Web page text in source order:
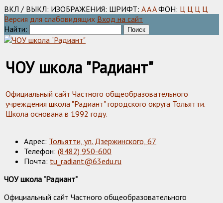
ВКЛ / ВЫКЛ: ИЗОБРАЖЕНИЯ: ШРИФТ: AAA ФОН: Ц Ц Ц Ц
Версия для слабовидящих Вход на сайт
Найти:
ЧОУ школа "Радиант"
Официальный сайт Частного общеобразовательного
учреждения школа "Радиант" городского округа Тольятти.
Школа основана в 1992 году.
Адрес: Тольятти, ул. Дзержинского, 67
Телефон: (8482) 950-600
Почта: tu_radiant@63edu.ru
ЧОУ школа "Радиант"
Официальный сайт Частного общеобразовательного